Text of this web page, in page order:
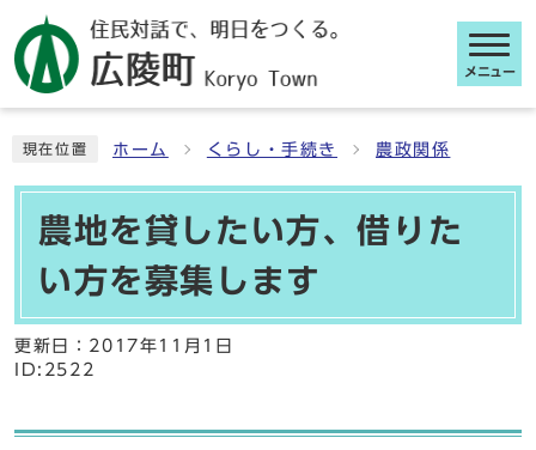
メニュー
現在位置 ホーム くらし・手続き 農政関係
農地を貸したい方、借りた
い方を募集します
更新日： 2017年11月1日
ID:2522